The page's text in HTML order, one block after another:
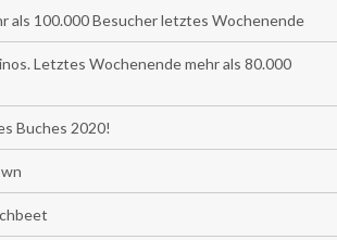
als 100.000 Besucher letztes Wochenende
Letztes Wochenende mehr als 80.000
Buches 2020!